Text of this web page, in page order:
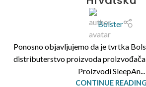
Bolster
Ponosno objavljujemo da je tvrtka
distributerstvo proizvoda proizvođača
Proizvodi SleepAn...
CONTINUE READING